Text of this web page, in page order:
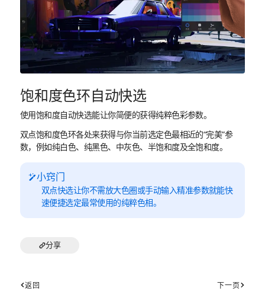
饱和度色环自动快选
使用饱和度自动快选能让你简便的获得纯粹色彩参数。
双点饱和度色环各处来获得与你当前选定色最相近的“完美”参
数，例如纯白色、纯黑色、中灰色、半饱和度及全饱和度。
小窍门
双点快选让你不需放大色圈或手动输入精准参数就能快
速便捷选定最常使用的纯粹色相。
分享
返回 下一页